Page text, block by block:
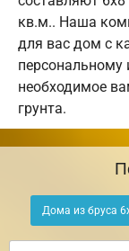
кв.м.. Наша
для вас дом с
персональному
необходимое
грунта.
Дома из бруса